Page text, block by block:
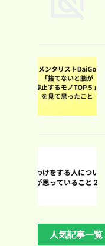
人気記事一覧